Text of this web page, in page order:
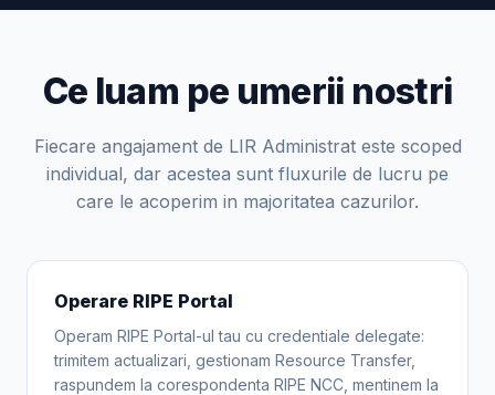
Ce luam pe umerii nostri
Fiecare angajament de LIR Administrat este scoped
individual, dar acestea sunt fluxurile de lucru pe
care le acoperim in majoritatea cazurilor.
Operare RIPE Portal
Operam RIPE Portal-ul tau cu credentiale delegate:
trimitem actualizari, gestionam Resource Transfer,
raspundem la corespondenta RIPE NCC, mentinem la